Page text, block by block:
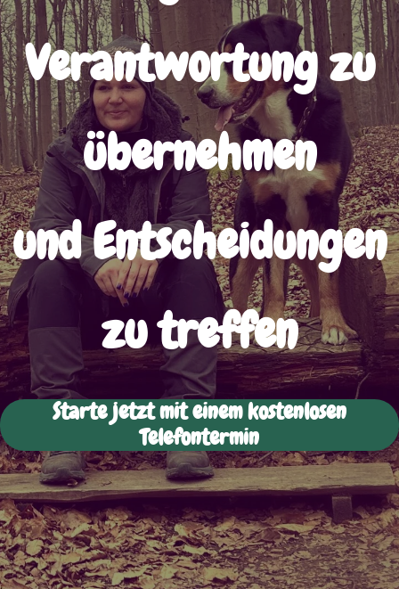
Verantwortung zu
übernehmen
und Entscheidungen
zu treffen
Starte jetzt mit einem kostenlosen
Telefontermin